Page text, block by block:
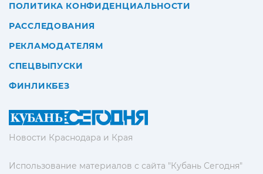
Новости Краснодара и Края
Использование материалов с сайта "Кубань Сегодня"
ПОЛИТИКА КОНФИДЕНЦИАЛЬНОСТИ
РАССЛЕДОВАНИЯ
РЕКЛАМОДАТЕЛЯМ
СПЕЦВЫПУСКИ
ФИНЛИКБЕЗ